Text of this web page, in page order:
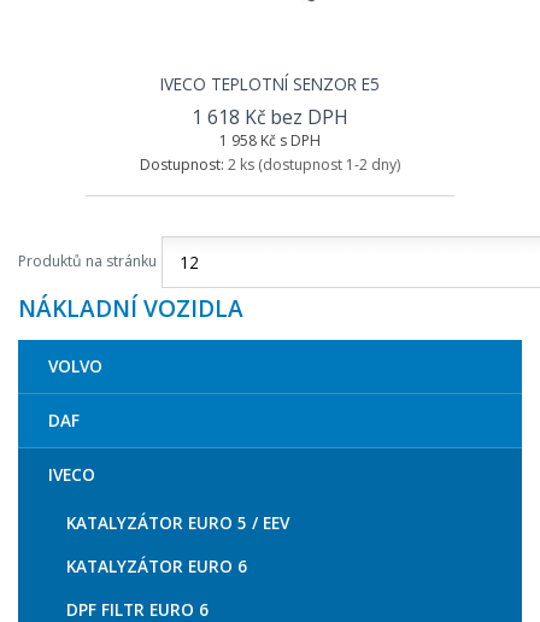
IVECO TEPLOTNÍ SENZOR E5
1 618 Kč bez DPH
1 958 Kč s DPH
Dostupnost: 2 ks (dostupnost 1-2 dny)
Produktů na stránku
NÁKLADNÍ VOZIDLA
VOLVO
DAF
IVECO
KATALYZÁTOR EURO 5 / EEV
KATALYZÁTOR EURO 6
DPF FILTR EURO 6